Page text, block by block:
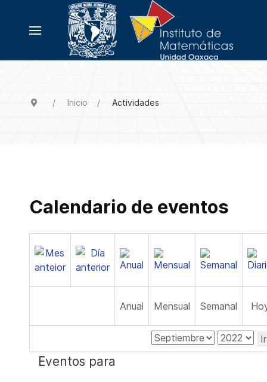
Inicio Actividades
Calendario de eventos
Anual Mensual Semanal
Eventos para